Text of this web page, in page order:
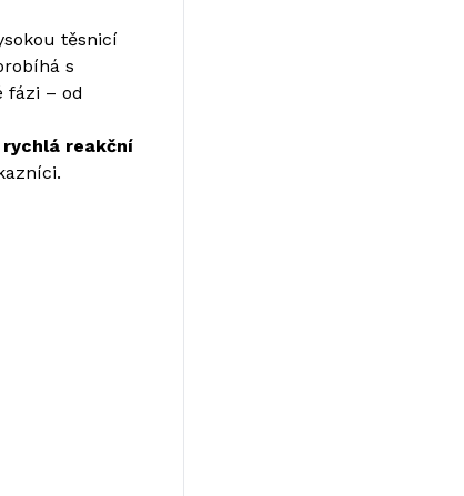
těsnicí
s
fázi – od
rychlá reakční